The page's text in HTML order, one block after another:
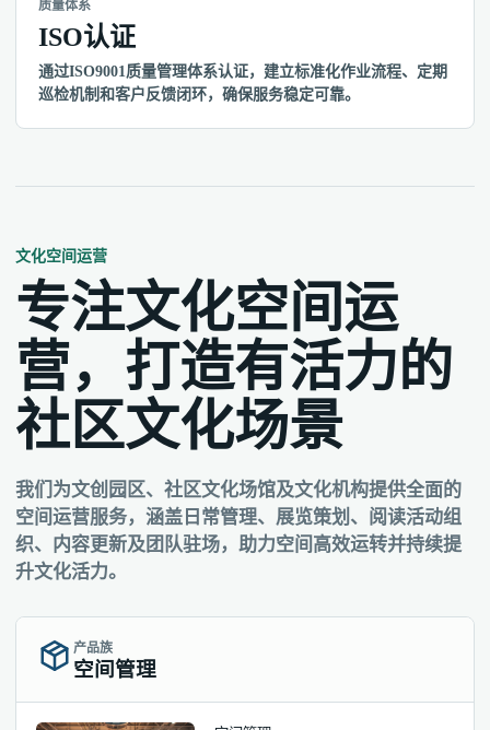
质量体系
ISO认证
通过ISO9001质量管理体系认证，建立标准化作业流程、定期
巡检机制和客户反馈闭环，确保服务稳定可靠。
文化空间运营
专注文化空间运
营，打造有活力的
社区文化场景
我们为文创园区、社区文化场馆及文化机构提供全面的
空间运营服务，涵盖日常管理、展览策划、阅读活动组
织、内容更新及团队驻场，助力空间高效运转并持续提
升文化活力。
产品族
空间管理